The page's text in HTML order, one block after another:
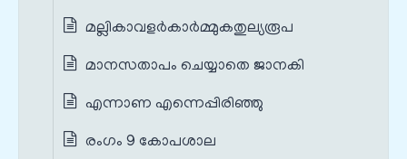
മല്ലികാവളർകാർമ്മുകതുല്യരൂപ
മാനസതാപം ചെയ്യാതെ ജാനകി
എന്നാണ എന്നെപ്പിരിഞ്ഞു
രംഗം 9 കോപശാല